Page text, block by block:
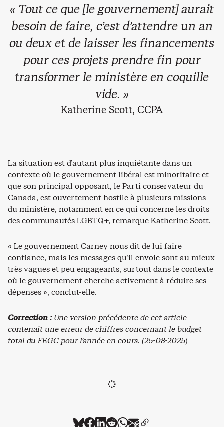
« Tout ce que [le gouvernement] aurait
besoin de faire, c’est d’attendre un an
ou deux et de laisser les financements
pour ces projets prendre fin pour
transformer le ministère en coquille
vide. »
Katherine Scott, CCPA
La situation est d’autant plus inquiétante dans un
contexte où le gouvernement libéral est minoritaire et
que son principal opposant, le Parti conservateur du
Canada, est ouvertement hostile à plusieurs missions
du ministère, notamment en ce qui concerne les droits
des communautés LGBTQ+, remarque Katherine Scott.
« Le gouvernement Carney nous dit de lui faire
confiance, mais les messages qu’il envoie sont au mieux
très vagues et peu engageants, surtout dans le contexte
où le gouvernement cherche activement à réduire ses
dépenses », conclut-elle­.
Correction :Une version précédente de cet article
contenait une erreur de chiffres concernant le budget
total du FEGC pour l’année en cours. (25-08-2025)